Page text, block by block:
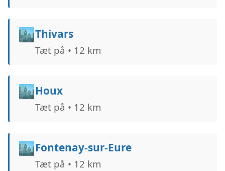
🏙️Thivars
Tæt på • 12 km
🏙️Houx
Tæt på • 12 km
🏙️Fontenay-sur-Eure
Tæt på • 12 km